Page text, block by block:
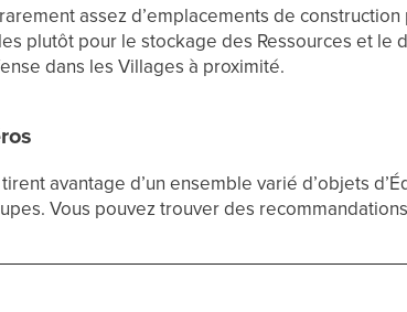
assez d’emplacements de
plutôt pour le stockage des Ressources et le
dans les Villages à proximité.
avantage d’un ensemble varié d’objets
Vous pouvez trouver des